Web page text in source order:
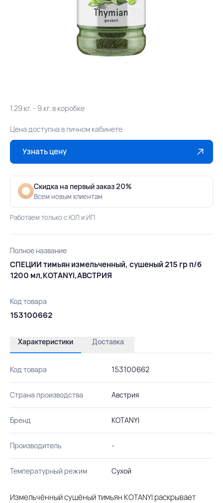
1.29 кг. - 9 кг. в коробке
Цена доступна в личном кабинете
Узнать цену
Скидка на первый заказ 20%
Всем новым клиентам
Работаем только с ЮЛ и ИП
Полное название
СПЕЦИИ тимьян измельченный, сушеный 215 гр п/б
1200 мл,KOTANYI,АВСТРИЯ
Код товара
153100662
Характеристики Доставка
Код товара 153100662
Страна производства Австрия
Бренд KOTANYI
Производитель -
Температурный режим Сухой
Измельчённый сушёный тимьян KOTANYI раскрывает